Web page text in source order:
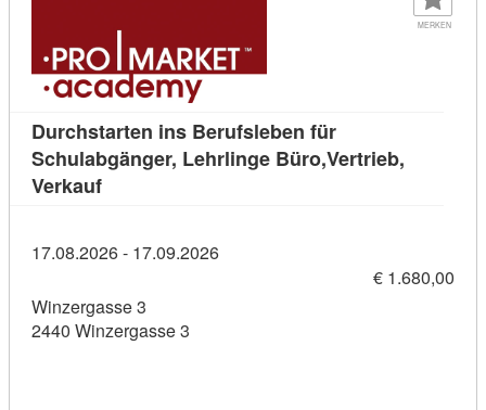
MERKEN
Durchstarten ins Berufsleben für
Schulabgänger, Lehrlinge Büro,Vertrieb,
VerkaufKursdetail: Durchstarten ins Berufsleben für
17.08.2026 - 17.09.2026
€ 1.680,00
Winzergasse 3
2440 Winzergasse 3